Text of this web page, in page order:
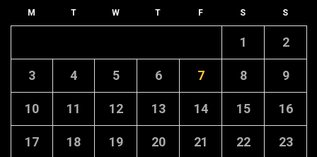
M T W T F S S
1 2
3 4 5 6 7 8 9
10 11 12 13 14 15 16
17 18 19 20 21 22 23